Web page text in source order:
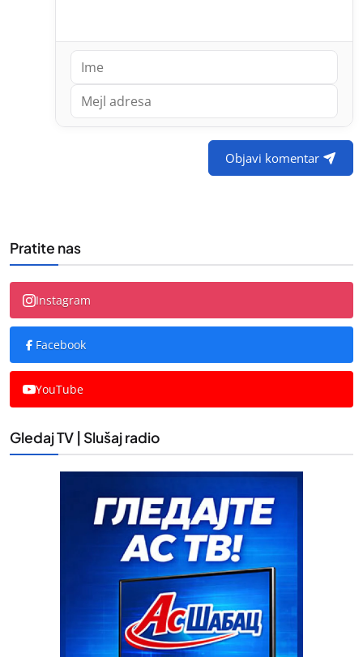
Objavi komentar
Pratite nas
Instagram
Facebook
YouTube
Gledaj TV | Slušaj radio